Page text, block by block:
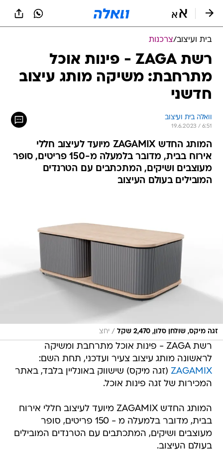
בית ועיצוב/צרכנות
רשת ZAGA - פינות אוכל
מתרחבת: משיקה מותג עיצוב
חדשני
וואלה בית ועיצוב
19.6.2023 / 6:51
המותג החדש ZAGAMIX מיועד לעיצוב חללי
אירוח בבית, מדובר בלמעלה מ-150 פריטים, סופר
מעוצבים ושיקים, המתכתבים עם הטרנדים
המובילים בעולם העיצוב
זגה מיקס, שולחן סלון, 2,470 שקל / יחצ
רשת ZAGA - פינות אוכל מתרחבת ומשיקה
לראשונה מותג עיצוב צעיר ועדכני, תחת השם:
ZAGAMIX (זגה מיקס) שישווק באונליין בלבד, באתר
המכירות של זגה פינות אוכל.
המותג החדש ZAGAMIX מיועד לעיצוב חללי אירוח
בבית, מדובר בלמעלה מ - 150 פריטים, סופר
מעוצבים ושיקים, המתכתבים עם הטרנדים המובילים
בעולם העיצוב.